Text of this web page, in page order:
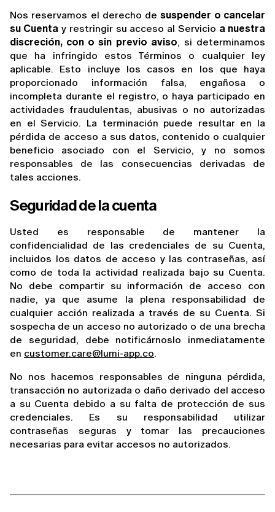
Nos reservamos el derecho de suspender o cancelar
su Cuenta y restringir su acceso al Servicio a nuestra
discreción, con o sin previo aviso, si determinamos
que ha infringido estos Términos o cualquier ley
aplicable. Esto incluye los casos en los que haya
proporcionado información falsa, engañosa o
incompleta durante el registro, o haya participado en
actividades fraudulentas, abusivas o no autorizadas
en el Servicio. La terminación puede resultar en la
pérdida de acceso a sus datos, contenido o cualquier
beneficio asociado con el Servicio, y no somos
responsables de las consecuencias derivadas de
tales acciones.
Seguridad de la cuenta
Usted es responsable de mantener la
confidencialidad de las credenciales de su Cuenta,
incluidos los datos de acceso y las contraseñas, así
como de toda la actividad realizada bajo su Cuenta.
No debe compartir su información de acceso con
nadie, ya que asume la plena responsabilidad de
cualquier acción realizada a través de su Cuenta. Si
sospecha de un acceso no autorizado o de una brecha
de seguridad, debe notificárnoslo inmediatamente
en customer.care@lumi-app.co.
No nos hacemos responsables de ninguna pérdida,
transacción no autorizada o daño derivado del acceso
a su Cuenta debido a su falta de protección de sus
credenciales. Es su responsabilidad utilizar
contraseñas seguras y tomar las precauciones
necesarias para evitar accesos no autorizados.